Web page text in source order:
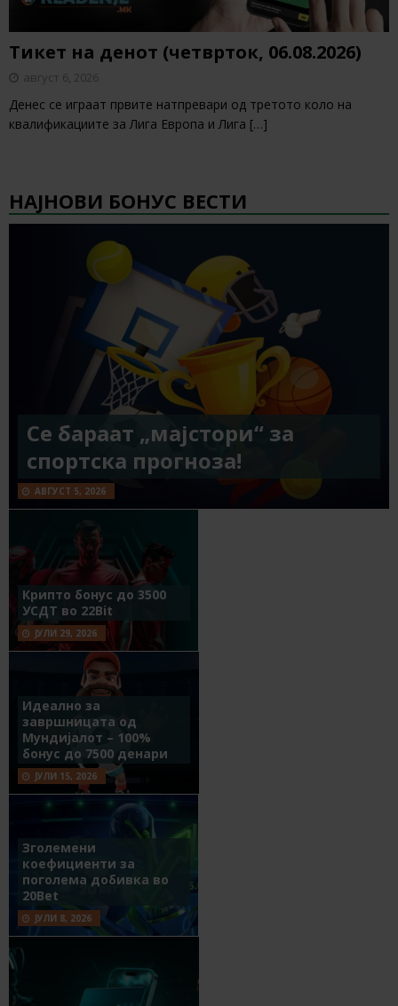
Тикет на денот (четврток, 06.08.2026)
август 6, 2026
Денес се играат првите натпревари од третото коло на
квалификациите за Лига Европа и Лига […]
НАЈНОВИ БОНУС ВЕСТИ
Се бараат „мајстори“ за
спортска прогноза!
АВГУСТ 5, 2026
Крипто бонус до 3500
УСДТ во 22Bit
ЈУЛИ 29, 2026
Идеално за
завршницата од
Мундијалот – 100%
бонус до 7500 денари
ЈУЛИ 15, 2026
Зголемени
коефициенти за
поголема добивка во
20Bet
ЈУЛИ 8, 2026